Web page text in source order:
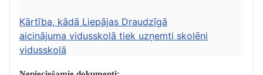
Kārtība, kādā Liepājas Draudzīgā
aicinājuma vidusskolā tiek uzņemti skolēni
vidusskolā